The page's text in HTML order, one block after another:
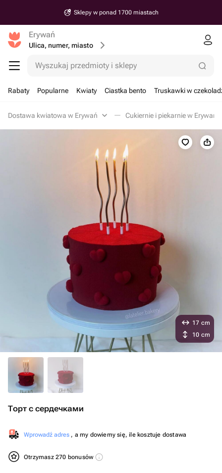
Sklepy w ponad 1700 miastach
Erywań
Ulica, numer, miasto
Wyszukaj przedmioty i sklepy
Rabaty Popularne Kwiaty Ciastka bento Truskawki w
Dostawa kwiatowa w Erywań Cukiernie i piekarnie w Erywań
Торт с сердечками
Wprowadź adres , a my dowiemy się, ile kosztuje dostawa
Otrzymasz 270 bonusów
17 cm
10 cm